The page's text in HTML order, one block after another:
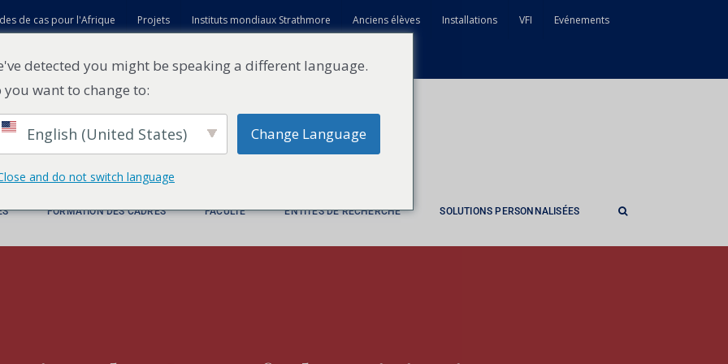
de cas pour l'Afrique Projets Instituts mondiaux Strathmore Anciens élèves Installations VFI Evénements
FORMATION DES CADRES FACULTÉ ENTITÉS DE RECHERCHE SOLUTIONS PERSONNALISÉES
detected you might be speaking a different language.
you want to change to:
English (United States) Change Language
and do not switch language